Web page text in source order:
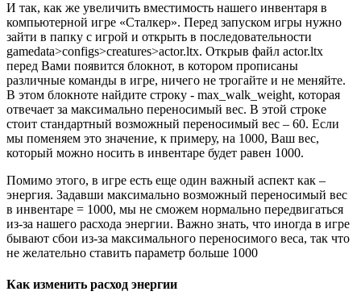
И так, как же увеличить вместимость нашего инвентаря в
компьютерной игре «Сталкер». Перед запуском игры нужно
зайти в папку с игрой и открыть в последовательности
gamedata>configs>creatures>actor.ltx. Открыв файл actor.ltx
перед Вами появится блокнот, в котором прописаны
различные команды в игре, ничего не трогайте и не меняйте.
В этом блокноте найдите строку - max_walk_weight, которая
отвечает за максимально переносимый вес. В этой строке
стоит стандартный возможный переносимый вес – 60. Если
мы поменяем это значение, к примеру, на 1000, Ваш вес,
который можно носить в инвентаре будет равен 1000.
Помимо этого, в игре есть еще один важный аспект как –
энергия. Задавши максимально возможный переносимый вес
в инвентаре = 1000, мы не сможем нормально передвигаться
из-за нашего расхода энергии. Важно знать, что иногда в игре
бывают сбои из-за максимального переносимого веса, так что
не желательно ставить параметр больше 1000
Как изменить расход энергии